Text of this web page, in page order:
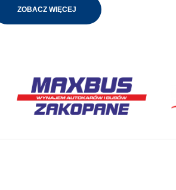
ZOBACZ WIĘCEJ